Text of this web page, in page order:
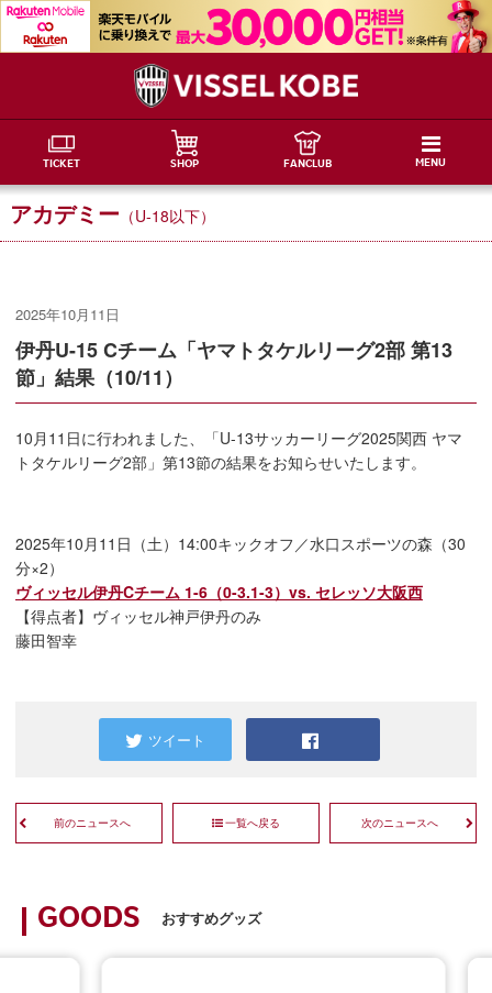
TICKET SHOP FANCLUB MENU
アカデミー （U-18以下）
2025年10月11日
伊丹U-15 Cチーム「ヤマトタケルリーグ2部 第13
節」結果（10/11）
10月11日に行われました、「U-13サッカーリーグ2025関西 ヤマ
トタケルリーグ2部」第13節の結果をお知らせいたします。
2025年10月11日（土）14:00キックオフ／水口スポーツの森（30
分×2）
ヴィッセル伊丹Cチーム 1-6（0-3.1-3）vs. セレッソ大阪西
【得点者】ヴィッセル神戸伊丹のみ
藤田智幸
ツイート
前のニュースへ 一覧へ戻る 次のニュースへ
GOODS おすすめグッズ